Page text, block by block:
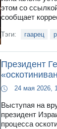
этом со
сообщает
Тэги: гаарец
Президент
24 мая 2026,
Выступая на
президент
процесса